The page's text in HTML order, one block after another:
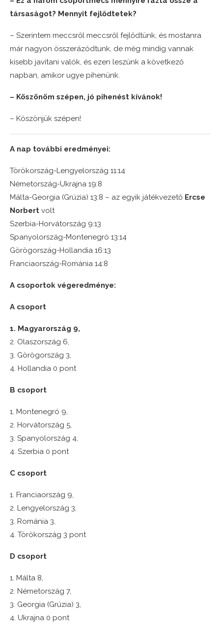
társaságot? Mennyit fejlődtetek?
– Szerintem meccsről meccsről fejlődtünk, és mostanra
már nagyon összerázódtunk, de még mindig vannak
kisebb javítani valók, és ezen leszünk a következő
napban, amikor ugye pihenünk.
– Köszönöm szépen, jó pihenést kívánok!
– Köszönjük szépen!
A nap további eredményei:
Törökország-Lengyelország 11:14
Németország-Ukrajna 19:8
Málta-Georgia (Grúzia) 13:8 – az egyik játékvezető Ercse
Norbert volt
Szerbia-Horvátország 9:13
Spanyolország-Montenegró 13:14
Görögország-Hollandia 16:13
Franciaország-Románia 14:8
A csoportok végeredménye:
A csoport
1. Magyarország 9,
2. Olaszország 6,
3. Görögország 3,
4. Hollandia 0 pont
B csoport
1. Montenegró 9,
2. Horvátország 5,
3. Spanyolország 4,
4. Szerbia 0 pont
C csoport
1. Franciaország 9,
2. Lengyelország 3,
3. Románia 3,
4. Törökország 3 pont
D csoport
1. Málta 8,
2. Németország 7,
3. Georgia (Grúzia) 3,
4. Ukrajna 0 pont